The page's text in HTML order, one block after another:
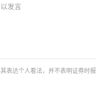
发言
表达个人看法，并不表明证券时